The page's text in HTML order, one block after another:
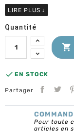
LIRE PLUS ↓
Quantité

 EN STOCK
Partager
Pour toute
articles en